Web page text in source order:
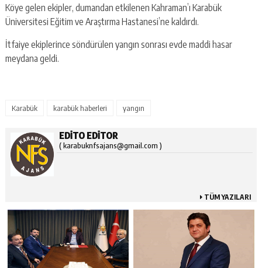
Köye gelen ekipler, dumandan etkilenen Kahraman’ı Karabük
Üniversitesi Eğitim ve Araştırma Hastanesi’ne kaldırdı.
İtfaiye ekiplerince söndürülen yangın sonrası evde maddi hasar
meydana geldi.
Karabük karabük haberleri yangın
EDITO EDITOR
( karabuknfsajans@gmail.com )
TÜM YAZILARI